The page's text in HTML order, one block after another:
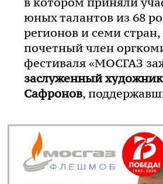
юных талантов из 68
регионов и семи стран,
почетный член
фестиваля «МОСГАЗ
заслуженный
Сафронов,